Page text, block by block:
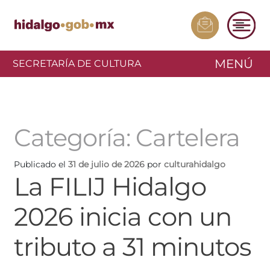
SECRETARÍA DE CULTURA MENÚ
Categoría: Cartelera
Publicado el 31 de julio de 2026 por culturahidalgo
La FILIJ Hidalgo
2026 inicia con un
tributo a 31 minutos